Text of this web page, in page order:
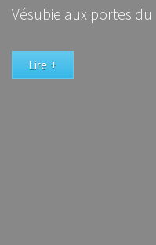
Vésubie aux portes du
Lire +